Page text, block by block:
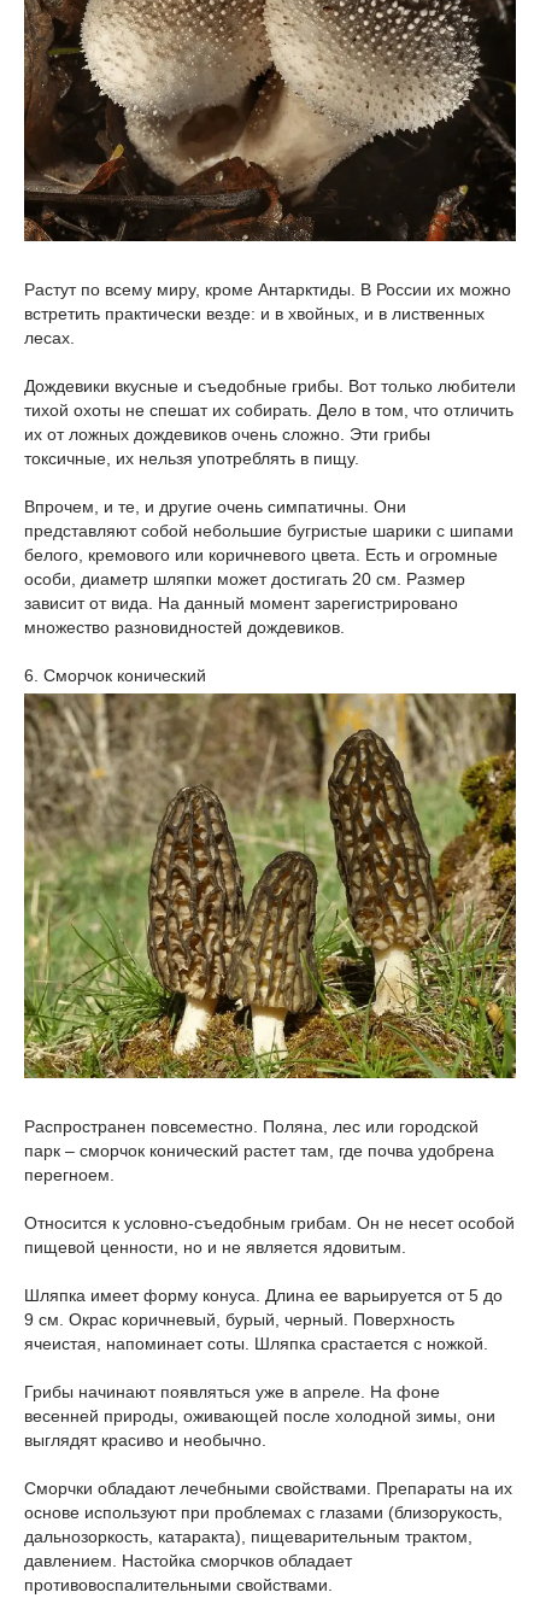
Растут по всему миру, кроме Антарктиды. В России их можно
встретить практически везде: и в хвойных, и в лиственных
лесах.
Дождевики вкусные и съедобные грибы. Вот только любители
тихой охоты не спешат их собирать. Дело в том, что отличить
их от ложных дождевиков очень сложно. Эти грибы
токсичные, их нельзя употреблять в пищу.
Впрочем, и те, и другие очень симпатичны. Они
представляют собой небольшие бугристые шарики с шипами
белого, кремового или коричневого цвета. Есть и огромные
особи, диаметр шляпки может достигать 20 см. Размер
зависит от вида. На данный момент зарегистрировано
множество разновидностей дождевиков.
6. Сморчок конический
Распространен повсеместно. Поляна, лес или городской
парк – сморчок конический растет там, где почва удобрена
перегноем.
Относится к условно-съедобным грибам. Он не несет особой
пищевой ценности, но и не является ядовитым.
Шляпка имеет форму конуса. Длина ее варьируется от 5 до
9 см. Окрас коричневый, бурый, черный. Поверхность
ячеистая, напоминает соты. Шляпка срастается с ножкой.
Грибы начинают появляться уже в апреле. На фоне
весенней природы, оживающей после холодной зимы, они
выглядят красиво и необычно.
Сморчки обладают лечебными свойствами. Препараты на их
основе используют при проблемах с глазами (близорукость,
дальнозоркость, катаракта), пищеварительным трактом,
давлением. Настойка сморчков обладает
противовоспалительными свойствами.